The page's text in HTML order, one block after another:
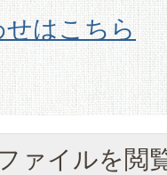
せはこちら
ァイルを閲